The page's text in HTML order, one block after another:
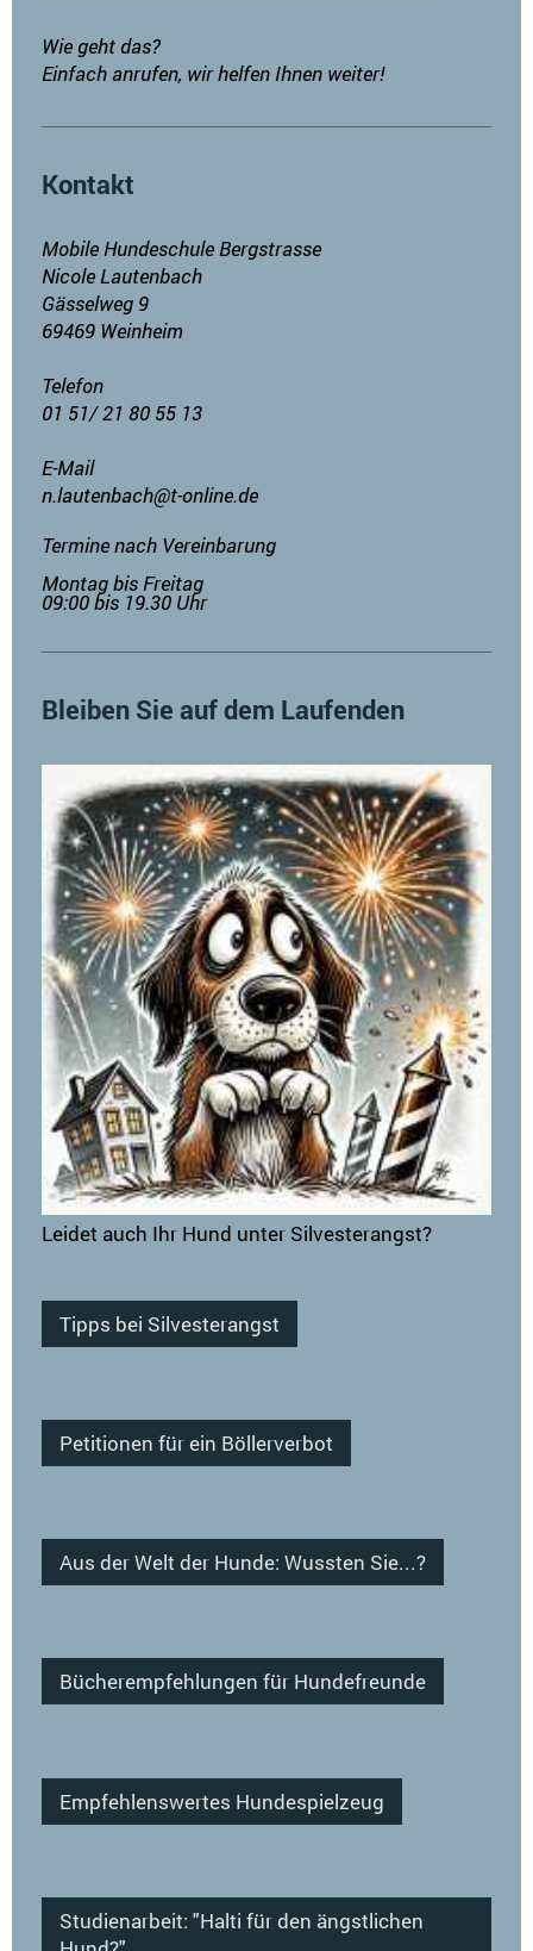
Wie geht das?
Einfach anrufen, wir helfen Ihnen weiter!
Kontakt
Mobile Hundeschule Bergstrasse
Nicole Lautenbach
Gässelweg 9
69469 Weinheim
Telefon
01 51/ 21 80 55 13
E-Mail
n.lautenbach@t-online.de
Termine nach Vereinbarung
Montag bis Freitag
09:00 bis 19.30 Uhr
Bleiben Sie auf dem Laufenden
Leidet auch Ihr Hund unter Silvesterangst?
Tipps bei Silvesterangst
Petitionen für ein Böllerverbot
Aus der Welt der Hunde: Wussten Sie...?
Bücherempfehlungen für Hundefreunde
Empfehlenswertes Hundespielzeug
Studienarbeit: "Halti für den ängstlichen